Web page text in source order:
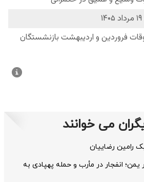
می خوانند
رامین رضاییان
انفجار در مأرب و حمله پهپادی به